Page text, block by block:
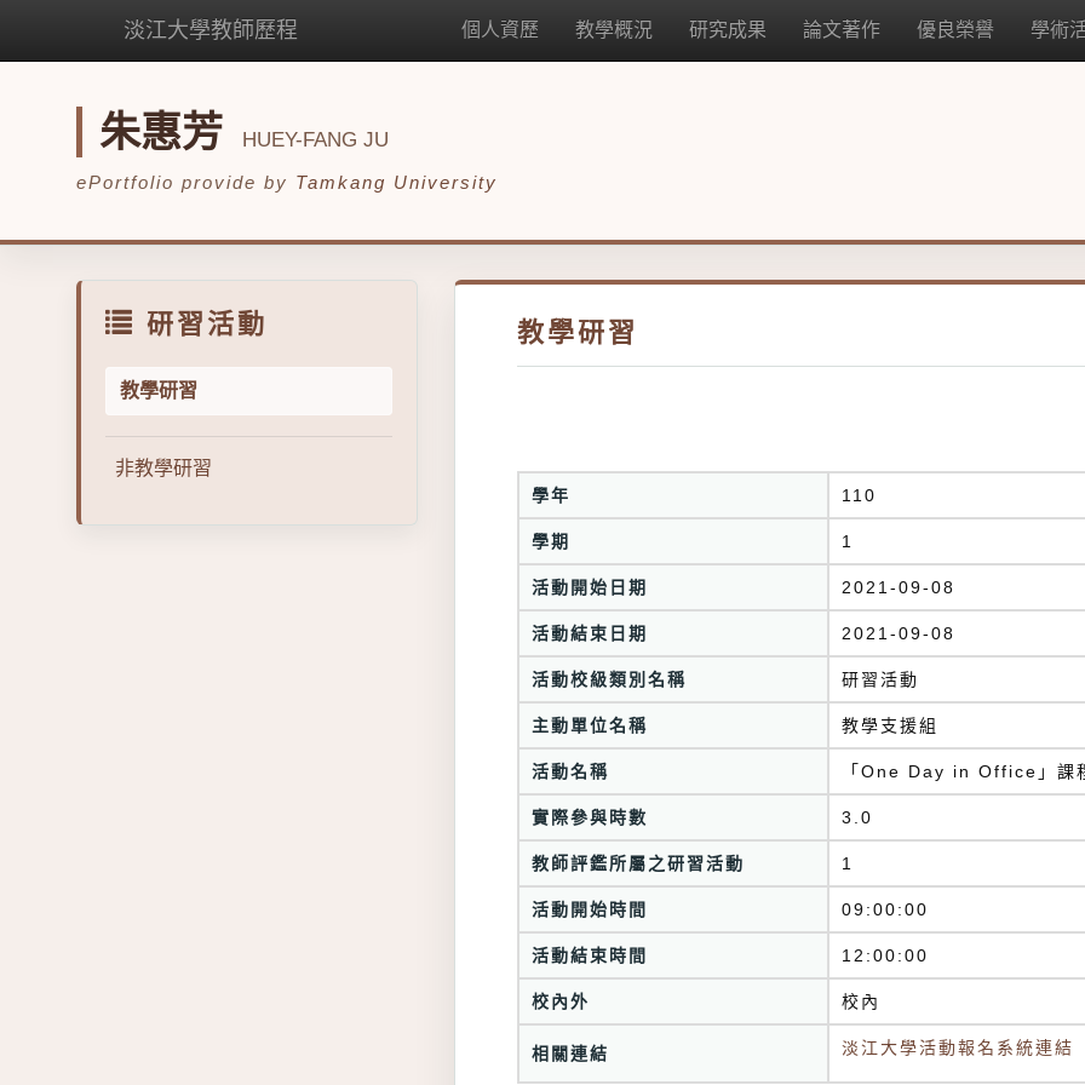
淡江大學教師歷程 個人資歷 教學概況 研究成果 論文著作 優良榮譽 學術
朱惠芳 HUEY-FANG JU
ePortfolio provide by Tamkang University
研習活動
教學研習
非教學研習
教學研習
學年 110
學期 1
活動開始日期 2021-09-08
活動結束日期 2021-09-08
活動校級類別名稱 研習活動
主動單位名稱 教學支援組
活動名稱 「One Day in Office」課
實際參與時數 3.0
教師評鑑所屬之研習活動 1
活動開始時間 09:00:00
活動結束時間 12:00:00
校內外 校內
相關連結 淡江大學活動報名系統連結